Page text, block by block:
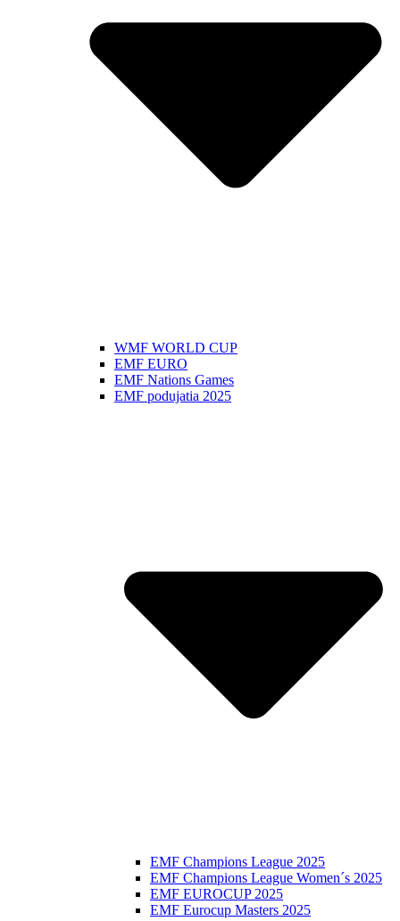
WMF WORLD CUP
EMF EURO
EMF Nations Games
EMF podujatia 2025
EMF Champions League 2025
EMF Champions League Women´s 2025
EMF EUROCUP 2025
EMF Eurocup Masters 2025